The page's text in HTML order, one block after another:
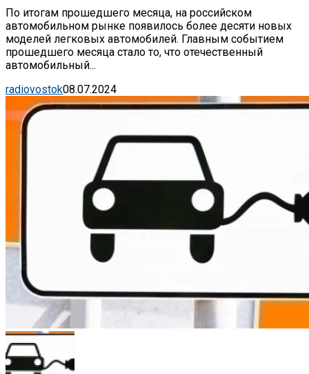
По итогам прошедшего месяца, на российском
автомобильном рынке появилось более десяти новых
моделей легковых автомобилей. Главным событием
прошедшего месяца стало то, что отечественный
автомобильный...
radiovostok08.07.2024